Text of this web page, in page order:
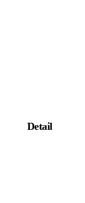
Detail